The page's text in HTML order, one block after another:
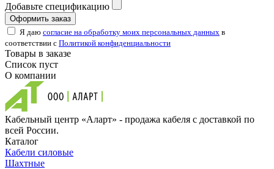
Добавьте спецификацию
Оформить заказ
Я даю согласие на обработку моих персональных данных в
соответствии с Политикой конфиденциальности
Товары в заказе
Список пуст
О компании
Кабельный центр «Аларт» - продажа кабеля с доставкой по
всей России.
Каталог
Кабели силовые
Шахтные